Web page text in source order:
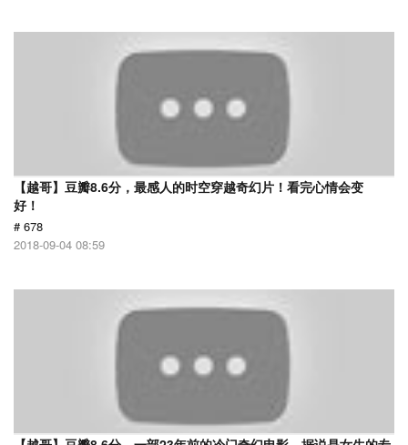
【越哥】豆瓣8.6分，最感人的时空穿越奇幻片！看完心情会变
好！
# 678
2018-09-04 08:59